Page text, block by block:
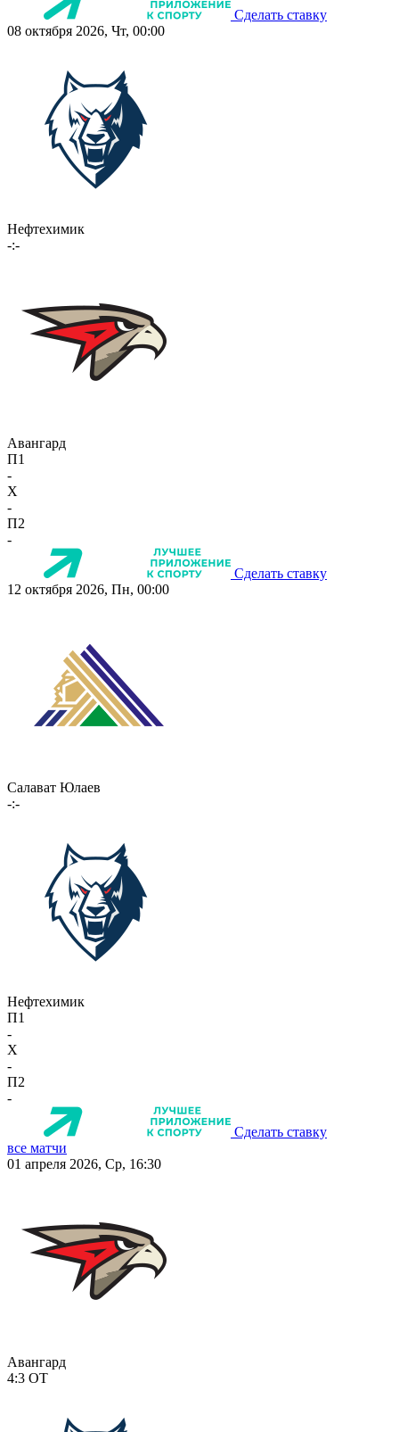
Сделать ставку
08 октября 2026, Чт, 00:00
Нефтехимик
-:-
Авангард
П1
-
X
-
П2
-
Сделать ставку
12 октября 2026, Пн, 00:00
Салават Юлаев
-:-
Нефтехимик
П1
-
X
-
П2
-
Сделать ставку
все матчи
01 апреля 2026, Ср, 16:30
Авангард
4:3 ОТ